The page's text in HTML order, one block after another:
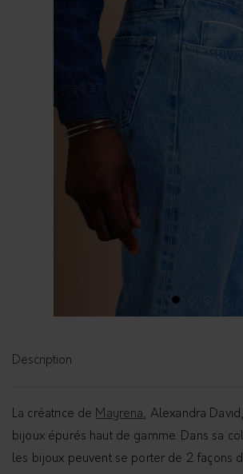
1 4
Description
La créatrice de Mayrena, Alexandra
bijoux épurés haut de gamme. Dans sa
les bijoux peuvent se porter de 2 façons